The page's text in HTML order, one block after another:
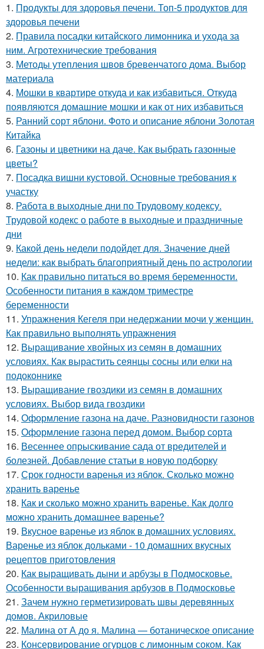
1. Продукты для здоровья печени. Топ-5 продуктов для
здоровья печени
2. Правила посадки китайского лимонника и ухода за
ним. Агротехнические требования
3. Методы утепления швов бревенчатого дома. Выбор
материала
4. Мошки в квартире откуда и как избавиться. Откуда
появляются домашние мошки и как от них избавиться
5. Ранний сорт яблони. Фото и описание яблони Золотая
Китайка
6. Газоны и цветники на даче. Как выбрать газонные
цветы?
7. Посадка вишни кустовой. Основные требования к
участку
8. Работа в выходные дни по Трудовому кодексу.
Трудовой кодекс о работе в выходные и праздничные
дни
9. Какой день недели подойдет для. Значение дней
недели: как выбрать благоприятный день по астрологии
10. Как правильно питаться во время беременности.
Особенности питания в каждом триместре
беременности
11. Упражнения Кегеля при недержании мочи у женщин.
Как правильно выполнять упражнения
12. Выращивание хвойных из семян в домашних
условиях. Как вырастить сеянцы сосны или елки на
подоконнике
13. Выращивание гвоздики из семян в домашних
условиях. Выбор вида гвоздики
14. Оформление газона на даче. Разновидности газонов
15. Оформление газона перед домом. Выбор сорта
16. Весеннее опрыскивание сада от вредителей и
болезней. Добавление статьи в новую подборку
17. Срок годности варенья из яблок. Сколько можно
хранить варенье
18. Как и сколько можно хранить варенье. Как долго
можно хранить домашнее варенье?
19. Вкусное варенье из яблок в домашних условиях.
Варенье из яблок дольками - 10 домашних вкусных
рецептов приготовления
20. Как выращивать дыни и арбузы в Подмосковье.
Особенности выращивания арбузов в Подмосковье
21. Зачем нужно герметизировать швы деревянных
домов. Акриловые
22. Малина от А до я. Малина — ботаническое описание
23. Консервирование огурцов с лимонным соком. Как